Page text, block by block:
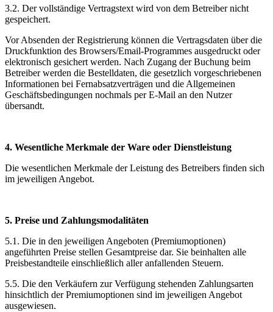
3.2. Der vollständige Vertragstext wird von dem Betreiber nicht
gespeichert.
Vor Absenden der Registrierung können die Vertragsdaten über die
Druckfunktion des Browsers/Email-Programmes ausgedruckt oder
elektronisch gesichert werden. Nach Zugang der Buchung beim
Betreiber werden die Bestelldaten, die gesetzlich vorgeschriebenen
Informationen bei Fernabsatzverträgen und die Allgemeinen
Geschäftsbedingungen nochmals per E-Mail an den Nutzer
übersandt.
4. Wesentliche Merkmale der Ware oder Dienstleistung
Die wesentlichen Merkmale der Leistung des Betreibers finden sich
im jeweiligen Angebot.
5. Preise und Zahlungsmodalitäten
5.1. Die in den jeweiligen Angeboten (Premiumoptionen)
angeführten Preise stellen Gesamtpreise dar. Sie beinhalten alle
Preisbestandteile einschließlich aller anfallenden Steuern.
5.5. Die den Verkäufern zur Verfügung stehenden Zahlungsarten
hinsichtlich der Premiumoptionen sind im jeweiligen Angebot
ausgewiesen.